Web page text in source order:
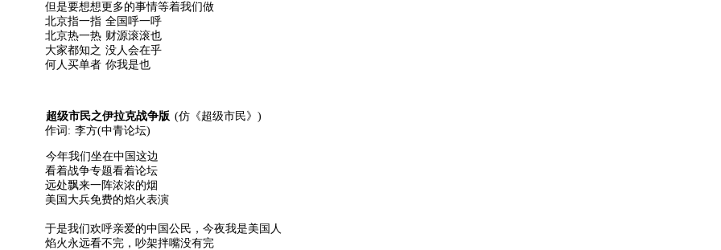
但是要想想更多的事情等着我们做
北京指一指 全国呼一呼
北京热一热 财源滚滚也
大家都知之 没人会在乎
何人买单者 你我是也
超级市民之伊拉克战争版 (仿《超级市民》)
作词: 李方(中青论坛)
今年我们坐在中国这边
看着战争专题看着论坛
远处飘来一阵浓浓的烟
美国大兵免费的焰火表演
于是我们欢呼亲爱的中国公民，今夜我是美国人
焰火永远看不完，吵架拌嘴没有完